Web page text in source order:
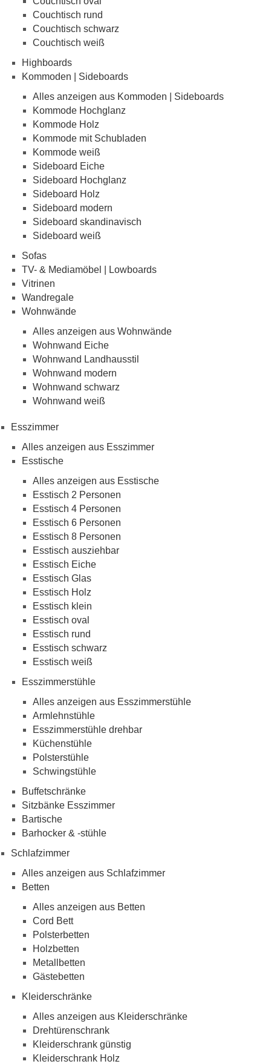
Couchtisch rund
Couchtisch schwarz
Couchtisch weiß
Highboards
Kommoden | Sideboards
Alles anzeigen aus Kommoden | Sideboards
Kommode Hochglanz
Kommode Holz
Kommode mit Schubladen
Kommode weiß
Sideboard Eiche
Sideboard Hochglanz
Sideboard Holz
Sideboard modern
Sideboard skandinavisch
Sideboard weiß
Sofas
TV- & Mediamöbel | Lowboards
Vitrinen
Wandregale
Wohnwände
Alles anzeigen aus Wohnwände
Wohnwand Eiche
Wohnwand Landhausstil
Wohnwand modern
Wohnwand schwarz
Wohnwand weiß
Esszimmer
Alles anzeigen aus Esszimmer
Esstische
Alles anzeigen aus Esstische
Esstisch 2 Personen
Esstisch 4 Personen
Esstisch 6 Personen
Esstisch 8 Personen
Esstisch ausziehbar
Esstisch Eiche
Esstisch Glas
Esstisch Holz
Esstisch klein
Esstisch oval
Esstisch rund
Esstisch schwarz
Esstisch weiß
Esszimmerstühle
Alles anzeigen aus Esszimmerstühle
Armlehnstühle
Esszimmerstühle drehbar
Küchenstühle
Polsterstühle
Schwingstühle
Buffetschränke
Sitzbänke Esszimmer
Bartische
Barhocker & -stühle
Schlafzimmer
Alles anzeigen aus Schlafzimmer
Betten
Alles anzeigen aus Betten
Cord Bett
Polsterbetten
Holzbetten
Metallbetten
Gästebetten
Kleiderschränke
Alles anzeigen aus Kleiderschränke
Drehtürenschrank
Kleiderschrank günstig
Kleiderschrank Holz